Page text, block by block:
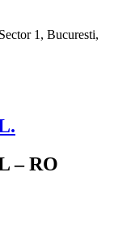
1, Bucuresti,
– RO